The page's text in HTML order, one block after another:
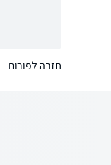
חזרה לפורום